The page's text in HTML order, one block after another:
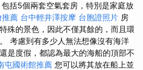
括5個兩套空氣套房，特別是家庭放
推薦 台中輕井澤按摩 台胞證照片 房
殊的景色，因此不僅其餘的，而且環
考慮到有多少人無法想像沒有海洋
是度假，都認為最大的海船的頂部不
屯國術館推薦 您可以將其放在船上並